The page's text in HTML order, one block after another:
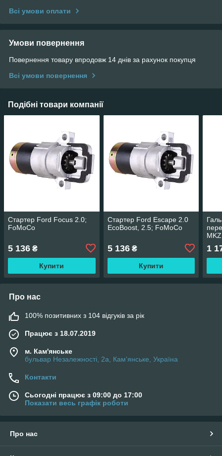
Всі умови оплати
Умови повернення
Повернення товару впродовж 14 днів за рахунок покупця
Всі умови повернення
Подібні товари компанії
Стартер Ford Focus 2.0;
FoMoCo
5 136 ₴
Купити
Стартер Ford Escape 2.0
EcoBoost, 2.5; FoMoCo
5 136₴
Купити
1
Про нас
100% позитивних з 104 відгуків за рік
Працює з 18.07.2019
м. Кам'янське
бульвар Незалежності, 2а, Кам'янське, Україна
Контакти
Сьогодні працює з 09:00 до 17:00
Показати весь графік роботи
Про нас